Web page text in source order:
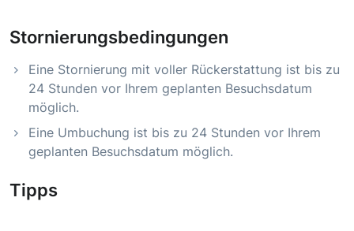
Stornierungsbedingungen
Eine Stornierung mit voller Rückerstattung ist bis zu
24 Stunden vor Ihrem geplanten Besuchsdatum
möglich.
Eine Umbuchung ist bis zu 24 Stunden vor Ihrem
geplanten Besuchsdatum möglich.
Tipps